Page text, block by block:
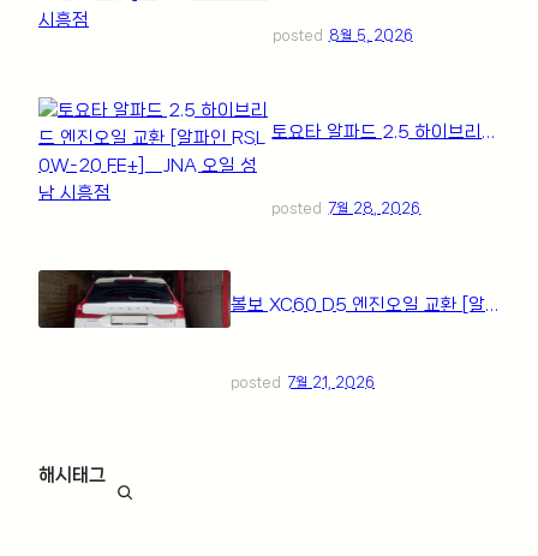
남 시흥점
posted 8월 5, 2026
토요타 알파드 2.5 하이브리드
남 시흥점
posted 7월 28, 2026
볼보 XC60 D5 엔진오일 교환 [알
posted 7월 21, 2026
해시태그